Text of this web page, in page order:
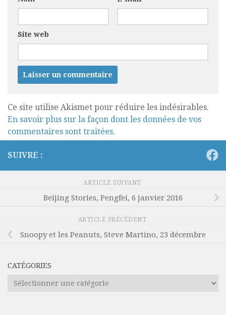
Site web
Ce site utilise Akismet pour réduire les indésirables.
En savoir plus sur la façon dont les données de vos
commentaires sont traitées.
SUIVRE :
ARTICLE SUIVANT
Beijing Stories, Pengfei, 6 janvier 2016
ARTICLE PRÉCÉDENT
Snoopy et les Peanuts, Steve Martino, 23 décembre
CATÉGORIES
Catégories